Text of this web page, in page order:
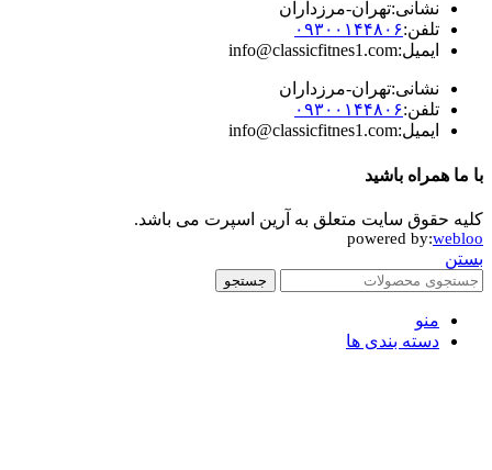
نشانی:تهران-مرزداران
تلفن:۰۹۳۰۰۱۴۴۸۰۶
ایمیل:info@classicfitnes1.com
نشانی:تهران-مرزداران
تلفن:۰۹۳۰۰۱۴۴۸۰۶
ایمیل:info@classicfitnes1.com
با ما همراه باشید
کلیه حقوق سایت متعلق به آرین اسپرت می باشد.
powered by:webloo
بستن
جستجو
منو
دسته بندی ها